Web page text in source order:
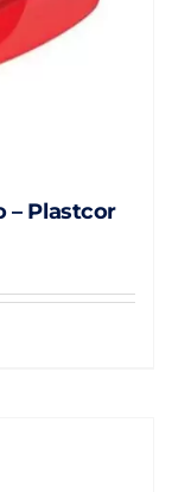
– Plastcor